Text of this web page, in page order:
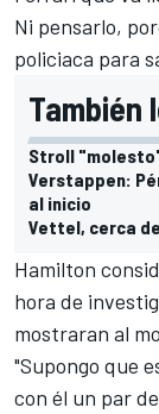
Ni pensarlo,
policiaca para
También
Stroll
Verstappen:
al inicio
Vettel, cerca
Hamilton
hora de
mostraran al
"Supongo que
con él un par